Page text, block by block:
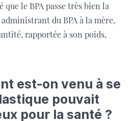
le BPA passe très bien la
du BPA à la mère,
rapportée à son poids,
est-on venu à se
pouvait
pour la santé ?